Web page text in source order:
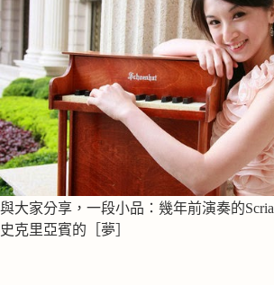
與大家分享，一段小品：幾年前演奏的
史克里亞賓的［夢］